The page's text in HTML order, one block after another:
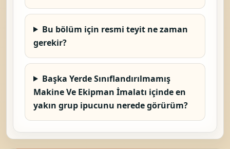
Bu bölüm için resmi teyit ne zaman
gerekir?
Başka Yerde Sınıflandırılmamış
Makine Ve Ekipman İmalatı içinde en
yakın grup ipucunu nerede görürüm?